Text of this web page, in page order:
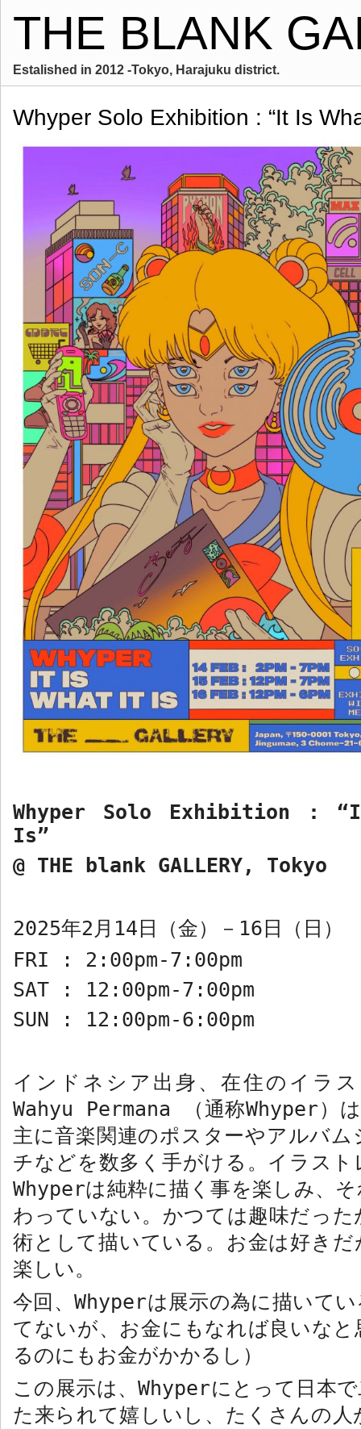
THE BLANK
Estalished in 2012 -Tokyo, Harajuku district.
Whyper Solo Exhibition : “It Is
Whyper Solo Exhibition :
Is”
@ THE blank GALLERY, Tokyo
2025年2 月 14 日（金）－ 16 日（日
FRI : 2:00pm-7:00pm
SAT : 12:00pm-7:00pm
SUN : 12:00pm-6:00pm
インドネシア出身、在住のイラ
Wahyu Permana
（通称Whyper ）
主に音楽関連のポスターやアルバ
チなどを数多く手がける。イラス
Whyperは純粋に描く事を楽しみ、
わっていない。かつては趣味だっ
術として描いている。お金は好き
楽しい。
今回、Whyperは展示の為に描いて
てないが、お金にもなれば良いな
るのにもお金がかかるし）
この展示は、Whyperにとって日本
た来られて嬉しいし、たくさんの